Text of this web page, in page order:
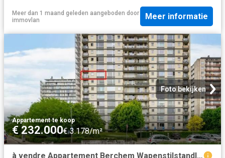
Meer dan 1 maand geleden aangeboden door
immovlan
Meer informatie
Foto bekijken
Appartement·te koop
€ 232.000€ 3.178/m²
à vendre Appartement Berchem Wapenstilstandlaan